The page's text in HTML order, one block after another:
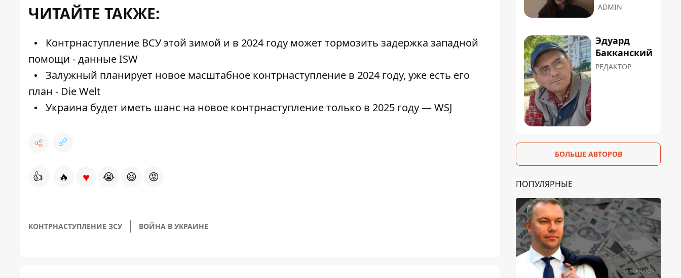
ЧИТАЙТЕ ТАКЖЕ:
Контрнаступление ВСУ этой зимой и в 2024 году может тормозить задержка западной
помощи - данные ISW
Залужный планирует новое масштабное контрнаступление в 2024 году, уже есть его
план - Die Welt
Украина будет иметь шанс на новое контрнаступление только в 2025 году — WSJ
👍 🔥 ♥ 😭 😆 😡
КОНТРНАСТУПЛЕНИЕ ЗСУ ВОЙНА В УКРАИНЕ
ADMIN
Эдуард
Бакканский
РЕДАКТОР
БОЛЬШЕ АВТОРОВ
ПОПУЛЯРНЫЕ